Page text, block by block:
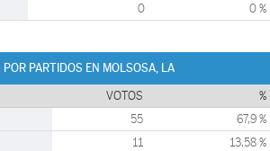
0 0 %
POR PARTIDOS EN MOLSOSA, LA
VOTOS %
55 67,9 %
11 13,58 %